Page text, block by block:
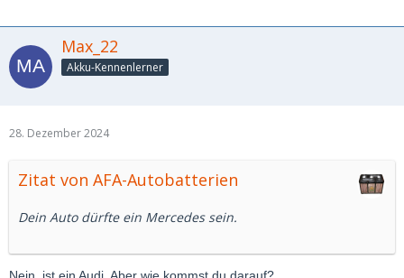
Max_22
Akku-Kennenlerner
28. Dezember 2024
Zitat von AFA-Autobatterien
Dein Auto dürfte ein Mercedes sein.